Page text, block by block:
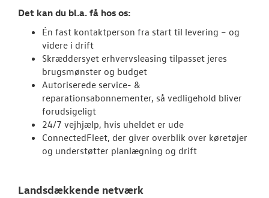
Det kan du bl.a. få hos os:
Én fast kontaktperson fra start til levering – og
videre i drift
Skræddersyet erhvervsleasing tilpasset jeres
brugsmønster og budget
Autoriserede service- &
reparationsabonnementer, så vedligehold bliver
forudsigeligt
24/7 vejhjælp, hvis uheldet er ude
ConnectedFleet, der giver overblik over køretøjer
og understøtter planlægning og drift
Landsdækkende netværk